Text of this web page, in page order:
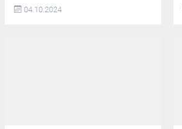
Trakya’nın başlıca sorunları
listesinde ilk sıralarda yer alan su
04.10.2024